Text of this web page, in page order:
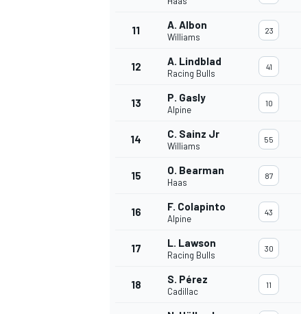
11 A. Albon
Williams
23
12 A. Lindblad
Racing Bulls
41
13 P. Gasly
Alpine
10
14 C. Sainz Jr
Williams
55
15 O. Bearman
Haas
87
16 F. Colapinto
Alpine
43
17 L. Lawson
Racing Bulls
30
18 S. Pérez
Cadillac
11